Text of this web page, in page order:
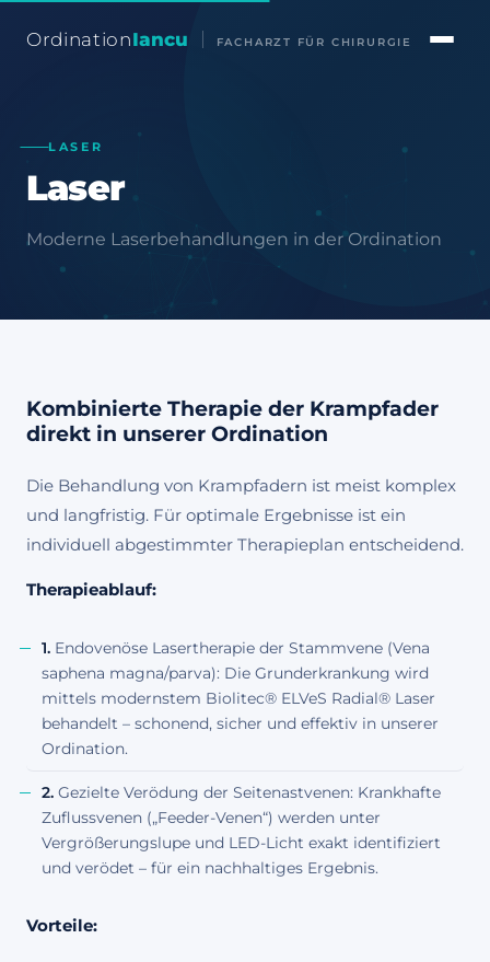
OrdinationIancu FACHARZT FÜR CHIRURGIE
LASER
Laser
Moderne Laserbehandlungen in der Ordination
Kombinierte Therapie der Krampfader
direkt in unserer Ordination
Die Behandlung von Krampfadern ist meist komplex
und langfristig. Für optimale Ergebnisse ist ein
individuell abgestimmter Therapieplan entscheidend.
Therapieablauf:
1. Endovenöse Lasertherapie der Stammvene (Vena
saphena magna/parva): Die Grunderkrankung wird
mittels modernstem Biolitec® ELVeS Radial® Laser
behandelt – schonend, sicher und effektiv in unserer
Ordination.
2. Gezielte Verödung der Seitenastvenen: Krankhafte
Zuflussvenen („Feeder-Venen“) werden unter
Vergrößerungslupe und LED-Licht exakt identifiziert
und verödet – für ein nachhaltiges Ergebnis.
Vorteile: